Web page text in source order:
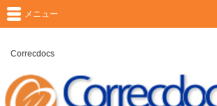
Correcdocs
メニュー